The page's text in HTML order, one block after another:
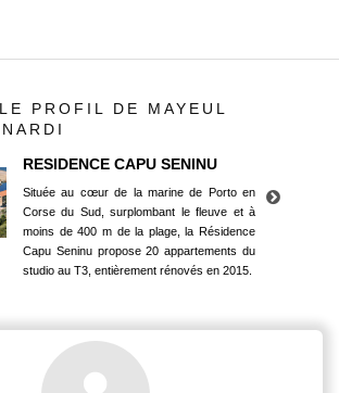
PROFIL DE MAYEUL
RESIDENCE CAPU SENINU
Située au cœur de la marine de Porto en
Corse du Sud, surplombant le fleuve et à
moins de 400 m de la plage, la Résidence
Capu Seninu propose 20 appartements du
studio au T3, entièrement rénovés en 2015.
Corse du Sud, surplombant le fleuve et à
moins de 400 m de la plage, la Résidence
Capu Seninu propose 20 appartements du